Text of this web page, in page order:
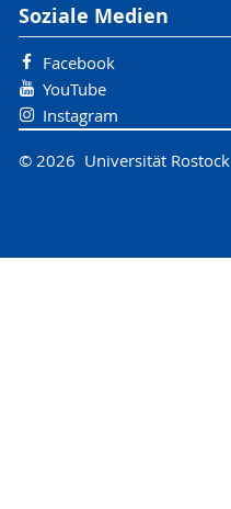
Soziale Medien
Facebook
YouTube
Instagram
© 2026 Universität Rostock